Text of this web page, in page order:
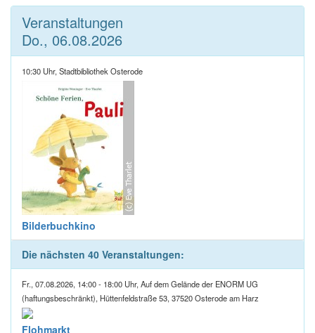
Veranstaltungen
Do., 06.08.2026
10:30 Uhr, Stadtbibliothek Osterode
Bilderbuchkino
Die nächsten 40 Veranstaltungen:
Fr., 07.08.2026, 14:00 - 18:00 Uhr, Auf dem Gelände der ENORM UG
(haftungsbeschränkt), Hüttenfeldstraße 53, 37520 Osterode am Harz
Flohmarkt